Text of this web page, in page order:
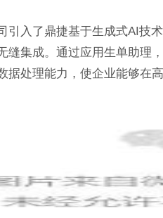
引入了鼎捷基于生成式AI技
缝集成。通过应用生单助理
据处理能力，使企业能够在